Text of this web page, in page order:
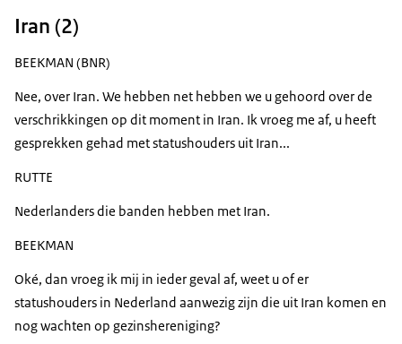
Iran (2)
BEEKMAN (BNR)
Nee, over Iran. We hebben net hebben we u gehoord over de
verschrikkingen op dit moment in Iran. Ik vroeg me af, u heeft
gesprekken gehad met statushouders uit Iran...
RUTTE
Nederlanders die banden hebben met Iran.
BEEKMAN
Oké, dan vroeg ik mij in ieder geval af, weet u of er
statushouders in Nederland aanwezig zijn die uit Iran komen en
nog wachten op gezinshereniging?